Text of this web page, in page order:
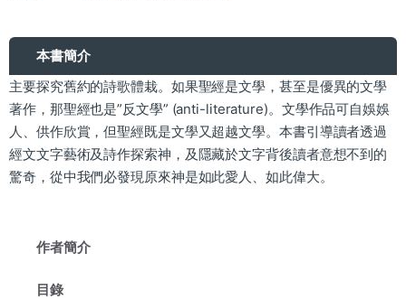
本書簡介
作者簡介
目錄
主要探究舊約的詩歌體栽。如果聖經是文學，甚至是優異的文學
著作，那聖經也是”反文學” (anti-literature)。文學作品可自娛娛
人、供作欣賞，但聖經既是文學又超越文學。本書引導讀者透過
經文文字藝術及詩作探索神，及隱藏於文字背後讀者意想不到的
驚奇，從中我們必發現原來神是如此愛人、如此偉大。